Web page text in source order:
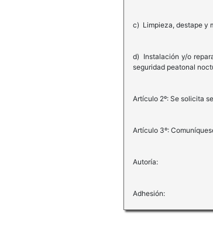
c) Limpieza, destape y
d) Instalación y/o
seguridad peatonal
Artículo 2º: Se solicita
Artículo 3º:
Autoría:
Adhesión: